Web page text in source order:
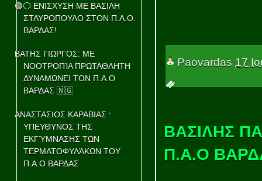
🟢⚪ ΕΝΙΣΧΥΣΗ ΜΕ ΒΑΣΙΛΗ
ΣΤΑΥΡΟΠΟΥΛΟ ΣΤΟΝ Π.Α.Ο.
ΒΑΡΔΑΣ!
ΒΑΤΗΣ ΓΙΩΡΓΟΣ: ΜΕ
ΝΟΟΤΡΟΠΊΑ ΠΡΩΤΑΘΛΗΤΗ
ΔΥΝΑΜΩΝΕΙ ΤΟΝ Π.Α.Ο
ΒΑΡΔΑΣ 🇳🇬
ΑΝΑΣΤΑΣΙΟΣ ΚΑΡΑΒΙΑΣ :
ΥΠΕΥΘΥΝΟΣ ΤΗΣ
ΕΚΓΎΜΝΑΣΗΣ ΤΩΝ
ΤΕΡΜΑΤΟΦΥΛΆΚΩΝ ΤΟΥ
Π.Α.Ο ΒΑΡΔΑΣ
Paovardas 17
ΒΑΣΙΛΗΣ
Π.Α.Ο